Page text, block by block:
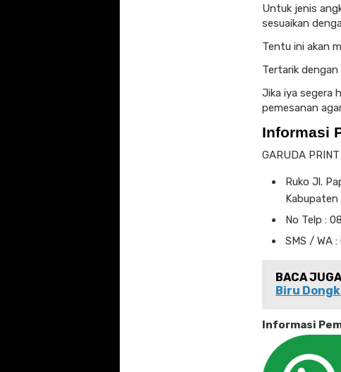
Untuk jenis
sesuaikan
Tentu ini akan
Tertarik
Jika iya segera
pemesanan
Informasi
GARUDA
Ruko Jl.
Kabupaten
No Telp :
SMS / WA
BACA JUGA
Biru
Informasi